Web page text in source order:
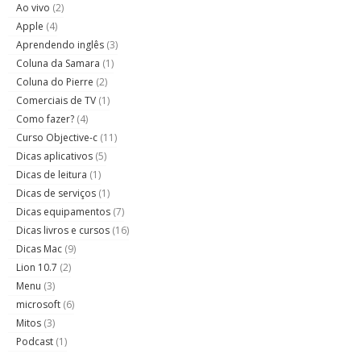
Ao vivo (2)
Apple (4)
Aprendendo inglês (3)
Coluna da Samara (1)
Coluna do Pierre (2)
Comerciais de TV (1)
Como fazer? (4)
Curso Objective-c (11)
Dicas aplicativos (5)
Dicas de leitura (1)
Dicas de serviços (1)
Dicas equipamentos (7)
Dicas livros e cursos (16)
Dicas Mac (9)
Lion 10.7 (2)
Menu (3)
microsoft (6)
Mitos (3)
Podcast (1)